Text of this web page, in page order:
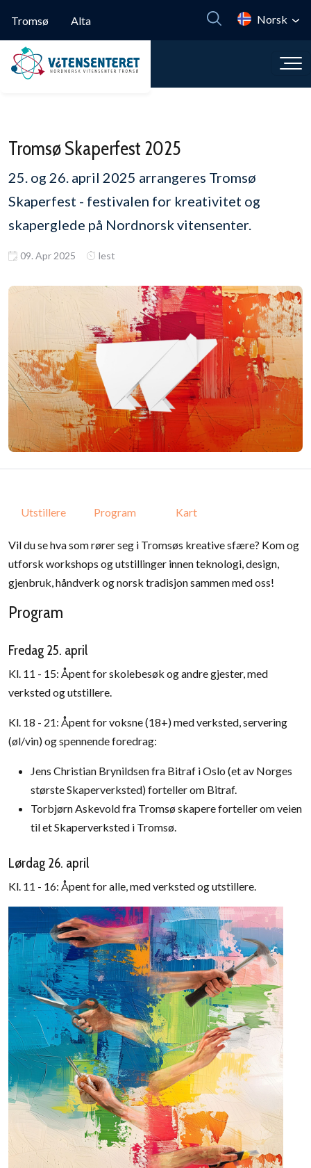
Tromsø
Alta Norsk
Tromsø Skaperfest 2025
25. og 26. april 2025 arrangeres Tromsø
Skaperfest - festivalen for kreativitet og
skaperglede på Nordnorsk vitensenter.
09. Apr 2025 lest
Utstillere Program Kart
Vil du se hva som rører seg i Tromsøs kreative sfære? Kom og
utforsk workshops og utstillinger innen teknologi, design,
gjenbruk, håndverk og norsk tradisjon sammen med oss!
Program
Fredag 25. april
Kl. 11 - 15: Åpent for skolebesøk og andre gjester, med
verksted og utstillere.
Kl. 18 - 21: Åpent for voksne (18+) med verksted, servering
(øl/vin) og spennende foredrag:
Jens Christian Brynildsen fra Bitraf i Oslo (et av Norges
største Skaperverksted) forteller om Bitraf.
Torbjørn Askevold fra Tromsø skapere forteller om veien
til et Skaperverksted i Tromsø.
Lørdag 26. april
Kl. 11 - 16: Åpent for alle, med verksted og utstillere.